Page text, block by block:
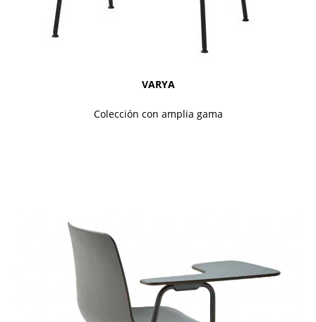
VARYA
Colección con amplia gama